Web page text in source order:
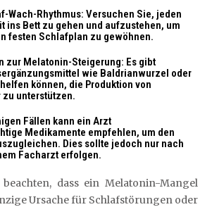
Wach-Rhythmus: Versuchen Sie, jeden
ins Bett zu gehen und aufzustehen, um
festen Schlafplan zu gewöhnen.
zur Melatonin-Steigerung: Es gibt
wie Baldrianwurzel oder
können, die Produktion von
unterstützen.
Fällen kann ein Arzt
Medikamente empfehlen, um den
Dies sollte jedoch nur nach
Facharzt erfolgen.
dass ein Melatonin-Mangel
Ursache für Schlafstörungen oder